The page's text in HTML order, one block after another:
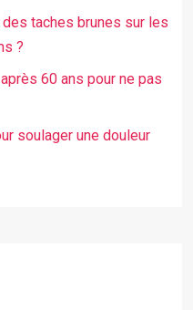
des taches brunes sur les
?
60 ans pour ne pas
soulager une douleur